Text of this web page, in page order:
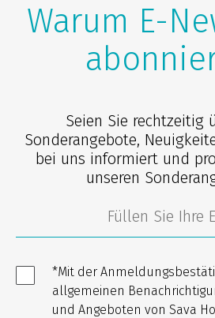
Warum E-
Seien Sie rechtzeitig
Sonderangebote,
bei uns informiert und
unseren
*Mit der
allgemeinen
und Angeboten von Sava